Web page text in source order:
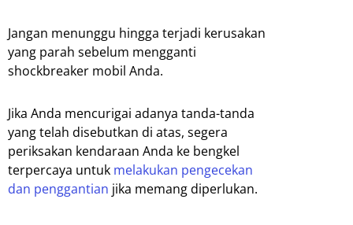
Jangan menunggu hingga terjadi kerusakan
yang parah sebelum mengganti
shockbreaker mobil Anda.
Jika Anda mencurigai adanya tanda-tanda
yang telah disebutkan di atas, segera
periksakan kendaraan Anda ke bengkel
terpercaya untuk melakukan pengecekan
dan penggantian jika memang diperlukan.